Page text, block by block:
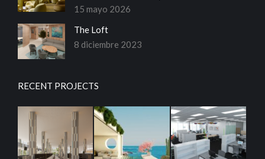
15 mayo 2026
The Loft
8 diciembre 2023
RECENT PROJECTS